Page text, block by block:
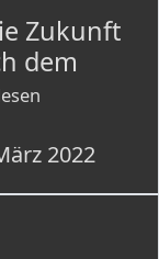
Zukunft
dem
2022